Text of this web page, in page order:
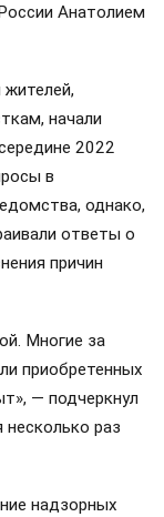
Анатолием
начали
2022
в
однако,
ответы о
причин
Многие за
приобретенных
— подчеркнул
раз
надзорных